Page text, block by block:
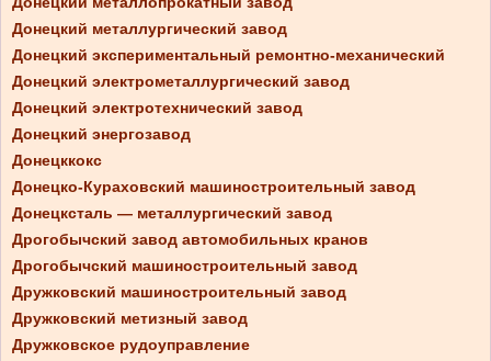
Донецкий металлургический завод
Донецкий экспериментальный ремонтно-механический
Донецкий электрометаллургический завод
Донецкий электротехнический завод
Донецкий энергозавод
Донецккокс
Донецко-Кураховский машиностроительный завод
Донецксталь — металлургический завод
Дрогобычский завод автомобильных кранов
Дрогобычский машиностроительный завод
Дружковский машиностроительный завод
Дружковский метизный завод
Дружковское рудоуправление